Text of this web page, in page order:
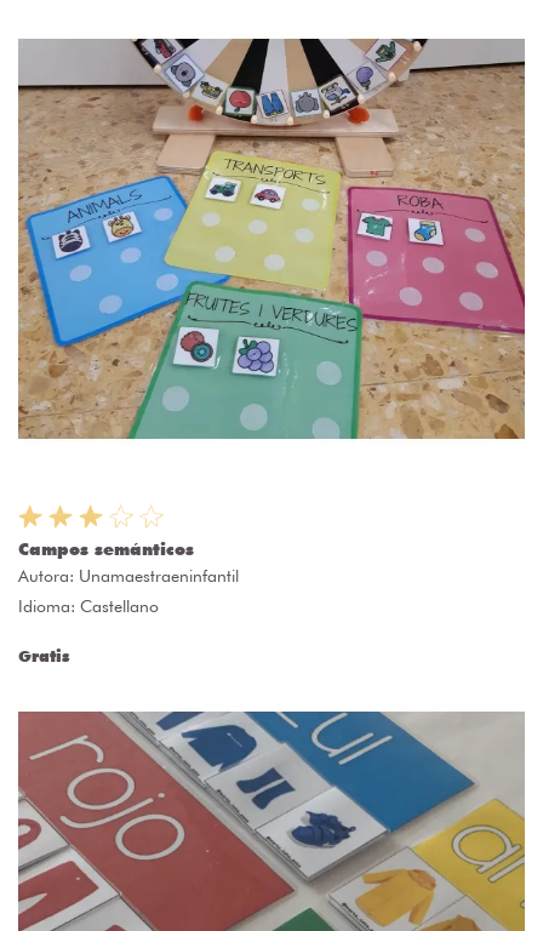
Campos semánticos
Autora: Unamaestraeninfantil
Idioma: Castellano
Gratis